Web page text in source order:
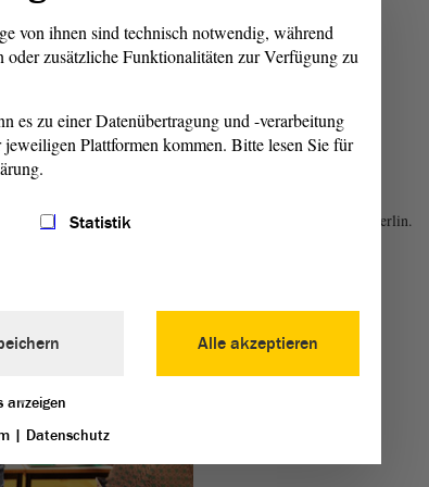
ermögliche
auf Bundesebene.
werden. Deutschland
Präsidenten.
Abgeordnetenhauses in Berlin.
von ihnen sind technisch notwendig, während
oder zusätzliche Funktionalitäten zur Verfügung zu
es zu einer Datenübertragung und -verarbeitung
Plattformen kommen. Bitte lesen Sie für
Statistik
Alle akzeptieren
anzeigen
| Datenschutz